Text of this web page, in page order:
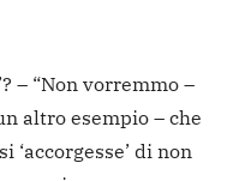
– “Non vorremmo –
altro esempio – che
di non